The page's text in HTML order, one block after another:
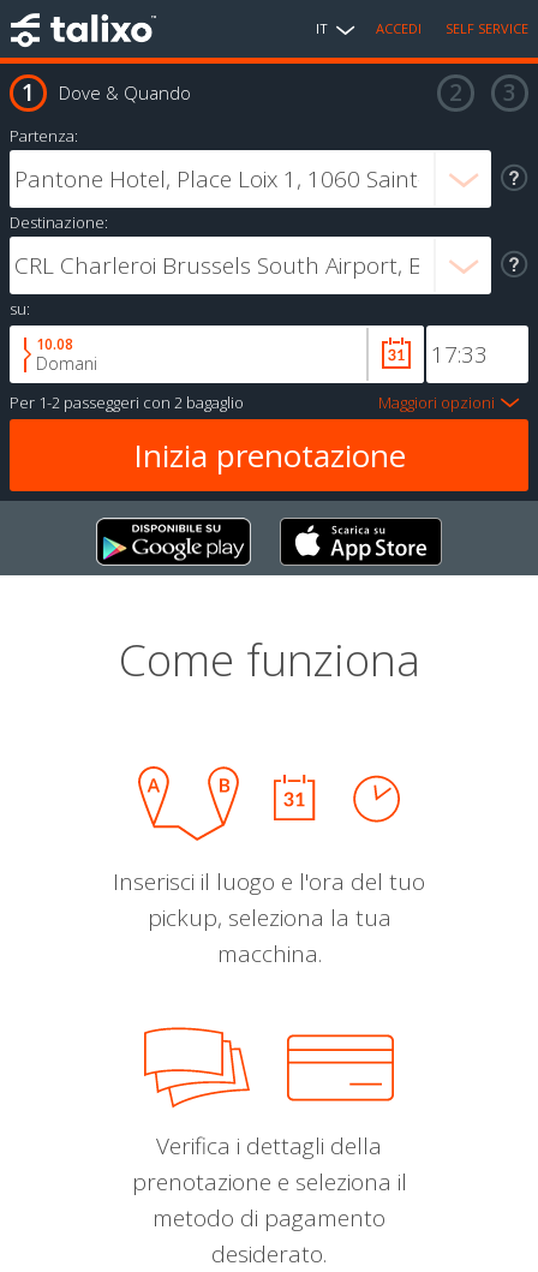
IT ACCEDI SELF SERVICE
Dove & Quando
Partenza:
Destinazione:
su:
10.08
Domani
Per 1-2 passeggeri con 2 bagaglio Maggiori opzioni
Come funziona
Inserisci il luogo e l'ora del tuo
pickup, seleziona la tua
macchina.
Verifica i dettagli della
prenotazione e seleziona il
metodo di pagamento
desiderato.